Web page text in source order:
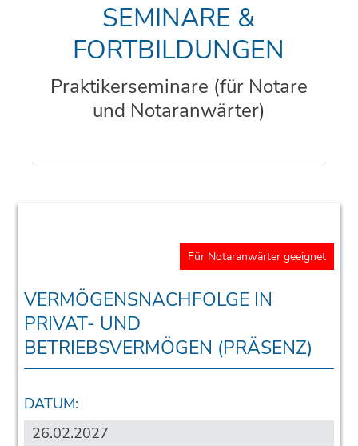
SEMINARE &
FORTBILDUNGEN
Praktikerseminare (für Notare
und Notaranwärter)
Für Notaranwärter geeignet
VERMÖGENSNACHFOLGE IN
PRIVAT- UND
BETRIEBSVERMÖGEN (PRÄSENZ)
DATUM:
26.02.2027